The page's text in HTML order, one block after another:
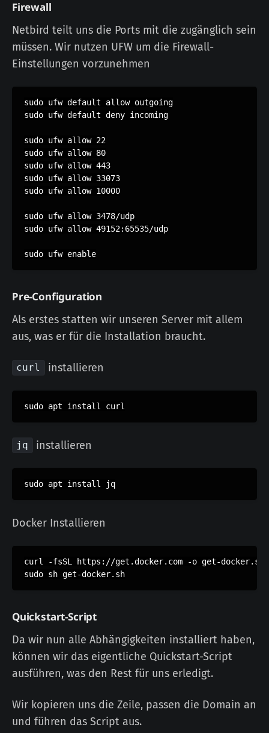
Firewall
Netbird teilt uns die Ports mit die zugänglich sein
müssen. Wir nutzen UFW um die Firewall-
Einstellungen vorzunehmen
sudo ufw default allow outgoing
sudo ufw default deny incoming
sudo ufw allow 22
sudo ufw allow 80
sudo ufw allow 443
sudo ufw allow 33073
sudo ufw allow 10000
sudo ufw allow 3478/udp
sudo ufw allow 49152:65535/udp
sudo ufw enable
Pre-Configuration
Als erstes statten wir unseren Server mit allem
aus, was er für die Installation braucht.
curl installieren
sudo apt install curl
jq installieren
sudo apt install jq
Docker Installieren
curl -fsSL https://get.docker.com -o get-docker.sh
sudo sh get-docker.sh
Quickstart-Script
Da wir nun alle Abhängigkeiten installiert haben,
können wir das eigentliche Quickstart-Script
ausführen, was den Rest für uns erledigt.
Wir kopieren uns die Zeile, passen die Domain an
und führen das Script aus.